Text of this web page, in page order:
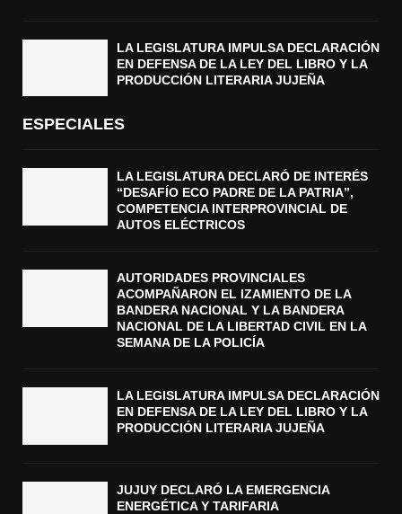
LA LEGISLATURA IMPULSA DECLARACIÓN
EN DEFENSA DE LA LEY DEL LIBRO Y LA
PRODUCCIÓN LITERARIA JUJEÑA
ESPECIALES
LA LEGISLATURA DECLARÓ DE INTERÉS
“DESAFÍO ECO PADRE DE LA PATRIA”,
COMPETENCIA INTERPROVINCIAL DE
AUTOS ELÉCTRICOS
AUTORIDADES PROVINCIALES
ACOMPAÑARON EL IZAMIENTO DE LA
BANDERA NACIONAL Y LA BANDERA
NACIONAL DE LA LIBERTAD CIVIL EN LA
SEMANA DE LA POLICÍA
LA LEGISLATURA IMPULSA DECLARACIÓN
EN DEFENSA DE LA LEY DEL LIBRO Y LA
PRODUCCIÓN LITERARIA JUJEÑA
JUJUY DECLARÓ LA EMERGENCIA
ENERGÉTICA Y TARIFARIA